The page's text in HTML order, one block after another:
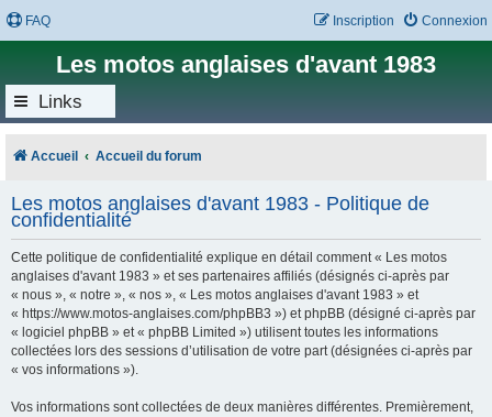
FAQ Connexion
Inscription
Les motos anglaises d'avant 1983
Links
Accueil Accueil du forum
Les motos anglaises d'avant 1983 - Politique de
confidentialité
Cette politique de confidentialité explique en détail comment « Les motos
anglaises d'avant 1983 » et ses partenaires affiliés (désignés ci-après par
« nous », « notre », « nos », « Les motos anglaises d'avant 1983 » et
« https://www.motos-anglaises.com/phpBB3 ») et phpBB (désigné ci-après par
« logiciel phpBB » et « phpBB Limited ») utilisent toutes les informations
collectées lors des sessions d’utilisation de votre part (désignées ci-après par
« vos informations »).
Vos informations sont collectées de deux manières différentes. Premièrement,